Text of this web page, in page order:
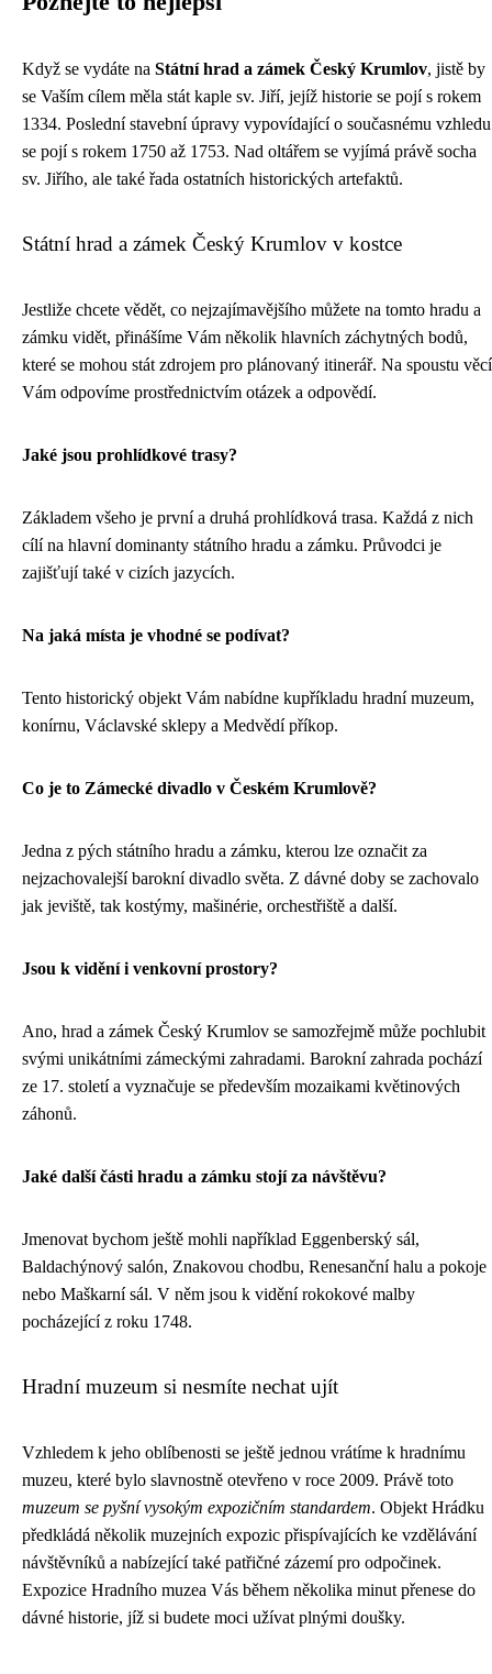
Když se vydáte na Státní hrad a zámek Český Krumlov, jistě by
se Vaším cílem měla stát kaple sv. Jiří, jejíž historie se pojí s rokem
1334. Poslední stavební úpravy vypovídající o současnému vzhledu
se pojí s rokem 1750 až 1753. Nad oltářem se vyjímá právě socha
sv. Jiřího, ale také řada ostatních historických artefaktů.
Státní hrad a zámek Český Krumlov v kostce
Jestliže chcete vědět, co nejzajímavějšího můžete na tomto hradu a
zámku vidět, přinášíme Vám několik hlavních záchytných bodů,
které se mohou stát zdrojem pro plánovaný itinerář. Na spoustu věcí
Vám odpovíme prostřednictvím otázek a odpovědí.
Jaké jsou prohlídkové trasy?
Základem všeho je první a druhá prohlídková trasa. Každá z nich
cílí na hlavní dominanty státního hradu a zámku. Průvodci je
zajišťují také v cizích jazycích.
Na jaká místa je vhodné se podívat?
Tento historický objekt Vám nabídne kupříkladu hradní muzeum,
konírnu, Václavské sklepy a Medvědí příkop.
Co je to Zámecké divadlo v Českém Krumlově?
Jedna z pých státního hradu a zámku, kterou lze označit za
nejzachovalejší barokní divadlo světa. Z dávné doby se zachovalo
jak jeviště, tak kostýmy, mašinérie, orchestřiště a další.
Jsou k vidění i venkovní prostory?
Ano, hrad a zámek Český Krumlov se samozřejmě může pochlubit
svými unikátními zámeckými zahradami. Barokní zahrada pochází
ze 17. století a vyznačuje se především mozaikami květinových
záhonů.
Jaké další části hradu a zámku stojí za návštěvu?
Jmenovat bychom ještě mohli například Eggenberský sál,
Baldachýnový salón, Znakovou chodbu, Renesanční halu a pokoje
nebo Maškarní sál. V něm jsou k vidění rokokové malby
pocházející z roku 1748.
Hradní muzeum si nesmíte nechat ujít
Vzhledem k jeho oblíbenosti se ještě jednou vrátíme k hradnímu
muzeu, které bylo slavnostně otevřeno v roce 2009. Právě toto
muzeum se pyšní vysokým expozičním standardem. Objekt Hrádku
předkládá několik muzejních expozic přispívajících ke vzdělávání
návštěvníků a nabízející také patřičné zázemí pro odpočinek.
Expozice Hradního muzea Vás během několika minut přenese do
dávné historie, jíž si budete moci užívat plnými doušky.